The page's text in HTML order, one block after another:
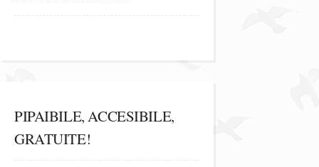
PIPAIBILE, ACCESIBILE,
GRATUITE!